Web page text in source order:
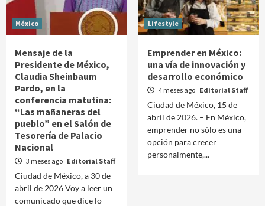
México
Mensaje de la
Presidente de México,
Claudia Sheinbaum
Pardo, en la
conferencia matutina:
“Las mañaneras del
pueblo” en el Salón de
Tesorería de Palacio
Nacional
3 meses ago Editorial Staff
Ciudad de México, a 30 de
abril de 2026 Voy a leer un
comunicado que dice lo
Lifestyle
Emprender en México:
una vía de innovación y
desarrollo económico
4 meses ago Editorial Staff
Ciudad de México, 15 de
abril de 2026. – En México,
emprender no sólo es una
opción para crecer
personalmente,...